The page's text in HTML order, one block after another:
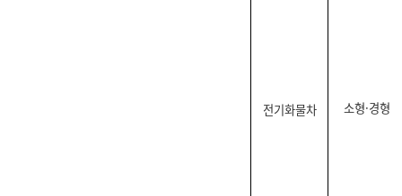
전기화물차 소형·경형